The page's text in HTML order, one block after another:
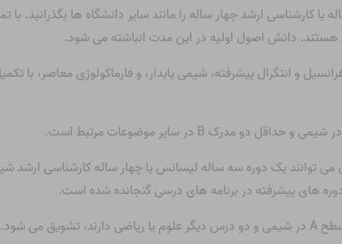
کارشناسی ارشد چهار ساله را مانند سایر دانشگاه ها بگذرانید.
دانش اصول اولیه در این مدت انباشته می شود.
و انتگرال پیشرفته، شیمی پایدار، و فارماکولوژی معاصر، با
می توانند یک دوره سه ساله لیسانس یا چهار ساله کارشناسی ارشد
های پیشرفته در برنامه های درسی گنجانده شده است.